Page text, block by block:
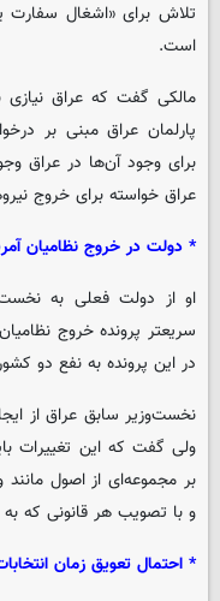
تلاش برای «اشغال سفارت
است.
مالکی گفت که عراق نیازی
پارلمان عراق مبنی بر
برای وجود آن‌ها در عراق
عراق خواسته برای خروج
* دولت در خروج نظامیان
او از دولت فعلی به
سریعتر پرونده خروج
در این پرونده به نفع دو
نخست‌وزیر سابق عراق از
ولی گفت که این تغییرات
بر مجموعه‌ای از اصول
و با تصویب هر قانونی که
* احتمال تعویق زمان